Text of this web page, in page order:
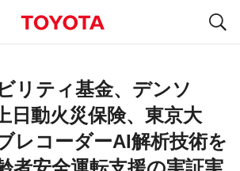
リティ基金、デンソ
日動火災保険、東京大
レコーダーAI解析技術を